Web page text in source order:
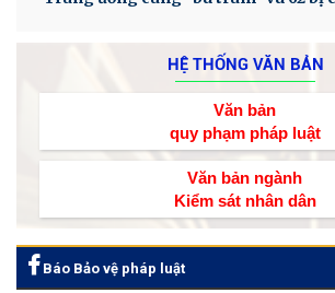
HỆ THỐNG VĂN BẢN
Văn bản
quy phạm pháp luật
Văn bản ngành
Kiểm sát nhân dân
Báo Bảo vệ pháp luật